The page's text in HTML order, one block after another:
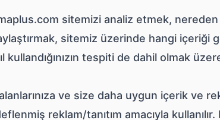
sitemizi analiz etmek, nereden
sitemiz üzerinde hangi
kullandığınızın tespiti de dahil olmak
ve size daha uygun içerik ve
reklam/tanıtım amacıyla